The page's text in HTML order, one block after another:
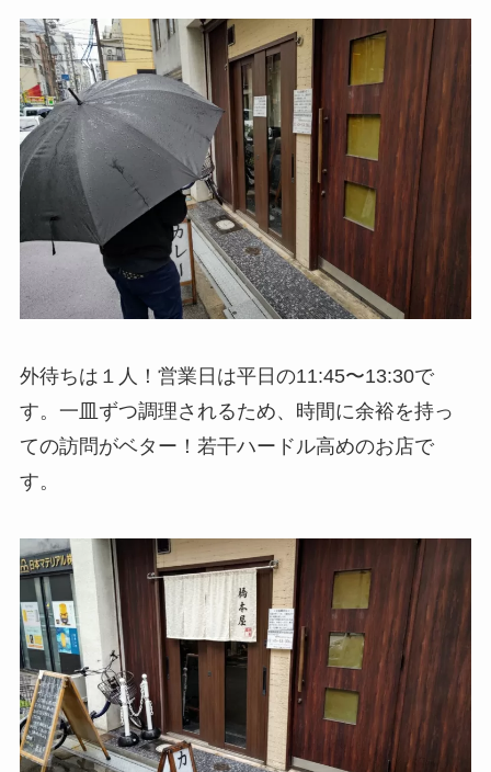
外待ちは１人！営業日は平日の11:45〜13:30で
す。一皿ずつ調理されるため、時間に余裕を持っ
ての訪問がベター！若干ハードル高めのお店で
す。